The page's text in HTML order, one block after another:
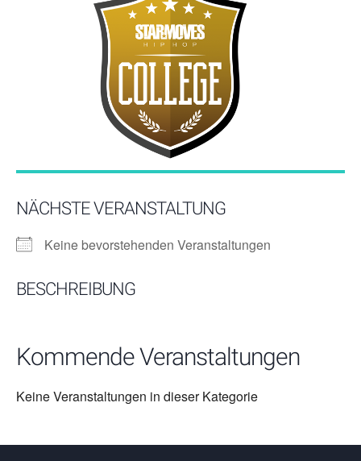
NÄCHSTE VERANSTALTUNG
Keine bevorstehenden Veranstaltungen
BESCHREIBUNG
Kommende Veranstaltungen
Keine Veranstaltungen in dieser Kategorie